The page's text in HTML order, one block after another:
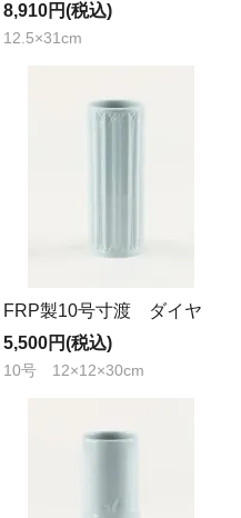
8,910円(税込)
12.5×31cm
FRP製10号寸渡 ダイヤ
5,500円(税込)
10号 12×12×30cm